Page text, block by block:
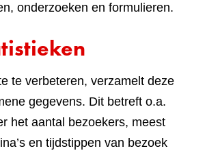
onderzoeken en formulieren.
te verbeteren, verzamelt deze
gegevens. Dit betreft o.a.
het aantal bezoekers, meest
en tijdstippen van bezoek